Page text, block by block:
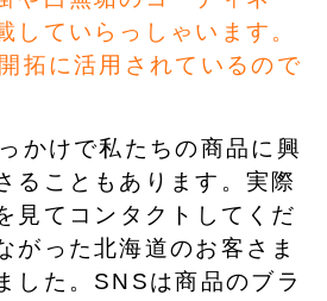
していらっしゃいます。
拓に活用されているので
かけで私たちの商品に興
ることもあります。実際
見てコンタクトしてくだ
がった北海道のお客さま
した。SNSは商品のブラ